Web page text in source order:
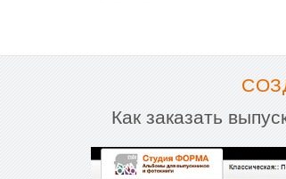
Как заказать